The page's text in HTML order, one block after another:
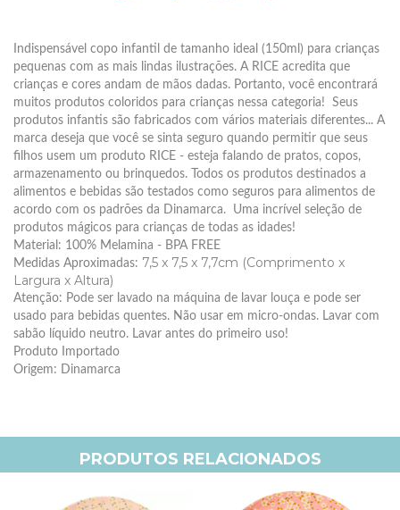
Indispensável copo infantil de tamanho ideal (150ml) para crianças
pequenas com as mais lindas ilustrações. A RICE acredita que
crianças e cores andam de mãos dadas. Portanto, você encontrará
muitos produtos coloridos para crianças nessa categoria! Seus
produtos infantis são fabricados com vários materiais diferentes... A
marca deseja que você se sinta seguro quando permitir que seus
filhos usem um produto RICE - esteja falando de pratos, copos,
armazenamento ou brinquedos. Todos os produtos destinados a
alimentos e bebidas são testados como seguros para alimentos de
acordo com os padrões da Dinamarca. Uma incrível seleção de
produtos mágicos para crianças de todas as idades!
Material: 100% Melamina - BPA FREE
Medidas Aproximadas: 7,5 x 7,5 x 7,7cm (Comprimento x
Largura x Altura)
Atenção: Pode ser lavado na máquina de lavar louça e pode ser
usado para bebidas quentes. Não usar em micro-ondas. Lavar com
sabão líquido neutro. Lavar antes do primeiro uso!
Produto Importado
Origem: Dinamarca
PRODUTOS RELACIONADOS